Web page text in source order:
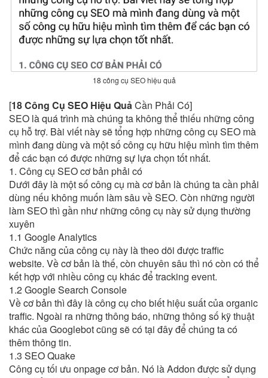
18 công cụ SEO hiệu quả
[18 Công Cụ SEO Hiệu QuảCần Phải Có]
SEO là quá trình mà chúng ta không thể thiếu những công
cụ hỗ trợ. Bài viết này sẽ tổng hợp những công cụ SEO mà
mình đang dùng và một số công cụ hữu hiệu mình tìm thêm
để các bạn có được những sự lựa chọn tốt nhất.
1. Công cụ SEO cơ bản phải có
Dưới đây là một số công cụ mà cơ bản là chúng ta cần phải
dùng nếu không muốn làm sâu về SEO. Còn những người
làm SEO thì gần như những công cụ này sử dụng thường
xuyên
1.1 Google Analytics
Chức năng của công cụ này là theo dõi được traffic
website. Về cơ bản là thế, còn chuyên sâu thì nó còn có thể
kết hợp với nhiều công cụ khác để tracking event.
1.2 Google Search Console
Về cơ bản thì đây là công cụ cho biết hiệu suất của organic
traffic. Ngoài ra những thông báo, những thông số kỹ thuật
khác của Googlebot cũng sẽ có tại đây để chúng ta có
thêm thông tin.
1.3 SEO Quake
Công cụ tối ưu onpage cơ bản. Nó là Addon được sử dụng